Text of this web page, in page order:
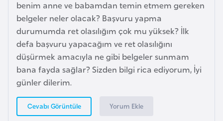
benim anne ve babamdan temin etmem gereken
belgeler neler olacak? Başvuru yapma
durumumda ret olasılığım çok mu yüksek? İlk
defa başvuru yapacağım ve ret olasılığını
düşürmek amacıyla ne gibi belgeler sunmam
bana fayda sağlar? Sizden bilgi rica ediyorum, İyi
günler dilerim.
Cevabı Görüntüle Yorum Ekle
r
e
n
a
d
a
G
ü